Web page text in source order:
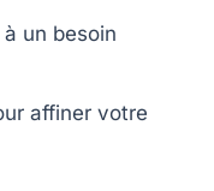
à un besoin
affiner votre